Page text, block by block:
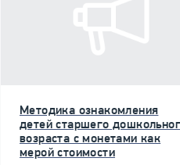
Методика ознакомления
детей старшего
возраста с монетами как
мерой стоимости